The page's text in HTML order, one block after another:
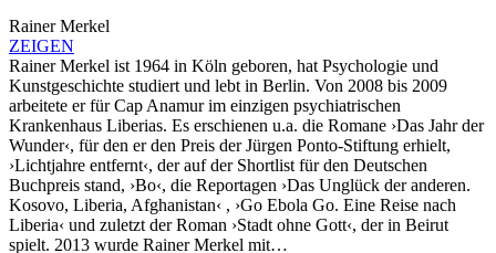
Rainer Merkel
ZEIGEN
Rainer Merkel ist 1964 in Köln geboren, hat Psychologie und
Kunstgeschichte studiert und lebt in Berlin. Von 2008 bis 2009
arbeitete er für Cap Anamur im einzigen psychiatrischen
Krankenhaus Liberias. Es erschienen u.a. die Romane ›Das Jahr der
Wunder‹, für den er den Preis der Jürgen Ponto-Stiftung erhielt,
›Lichtjahre entfernt‹, der auf der Shortlist für den Deutschen
Buchpreis stand, ›Bo‹, die Reportagen ›Das Unglück der anderen.
Kosovo, Liberia, Afghanistan‹ , ›Go Ebola Go. Eine Reise nach
Liberia‹ und zuletzt der Roman ›Stadt ohne Gott‹, der in Beirut
spielt. 2013 wurde Rainer Merkel mit…